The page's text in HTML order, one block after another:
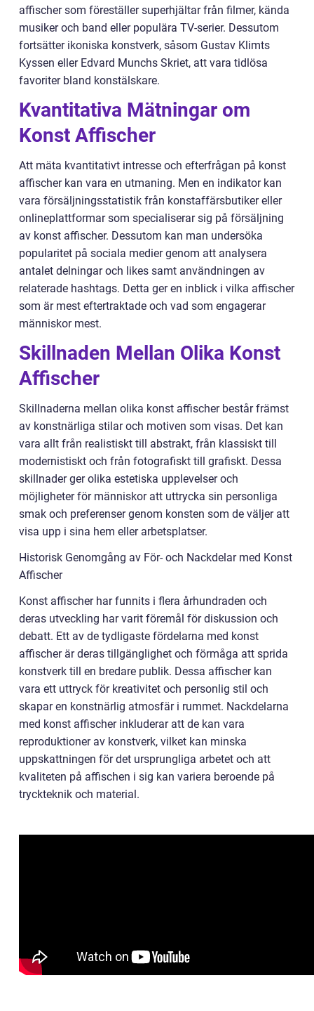
affischer som föreställer superhjältar från filmer, kända
musiker och band eller populära TV-serier. Dessutom
fortsätter ikoniska konstverk, såsom Gustav Klimts
Kyssen eller Edvard Munchs Skriet, att vara tidlösa
favoriter bland konstälskare.
Kvantitativa Mätningar om
Konst Affischer
Att mäta kvantitativt intresse och efterfrågan på konst
affischer kan vara en utmaning. Men en indikator kan
vara försäljningsstatistik från konstaffärsbutiker eller
onlineplattformar som specialiserar sig på försäljning
av konst affischer. Dessutom kan man undersöka
popularitet på sociala medier genom att analysera
antalet delningar och likes samt användningen av
relaterade hashtags. Detta ger en inblick i vilka affischer
som är mest eftertraktade och vad som engagerar
människor mest.
Skillnaden Mellan Olika Konst
Affischer
Skillnaderna mellan olika konst affischer består främst
av konstnärliga stilar och motiven som visas. Det kan
vara allt från realistiskt till abstrakt, från klassiskt till
modernistiskt och från fotografiskt till grafiskt. Dessa
skillnader ger olika estetiska upplevelser och
möjligheter för människor att uttrycka sin personliga
smak och preferenser genom konsten som de väljer att
visa upp i sina hem eller arbetsplatser.
Historisk Genomgång av För- och Nackdelar med Konst
Affischer
Konst affischer har funnits i flera århundraden och
deras utveckling har varit föremål för diskussion och
debatt. Ett av de tydligaste fördelarna med konst
affischer är deras tillgänglighet och förmåga att sprida
konstverk till en bredare publik. Dessa affischer kan
vara ett uttryck för kreativitet och personlig stil och
skapar en konstnärlig atmosfär i rummet. Nackdelarna
med konst affischer inkluderar att de kan vara
reproduktioner av konstverk, vilket kan minska
uppskattningen för det ursprungliga arbetet och att
kvaliteten på affischen i sig kan variera beroende på
tryckteknik och material.